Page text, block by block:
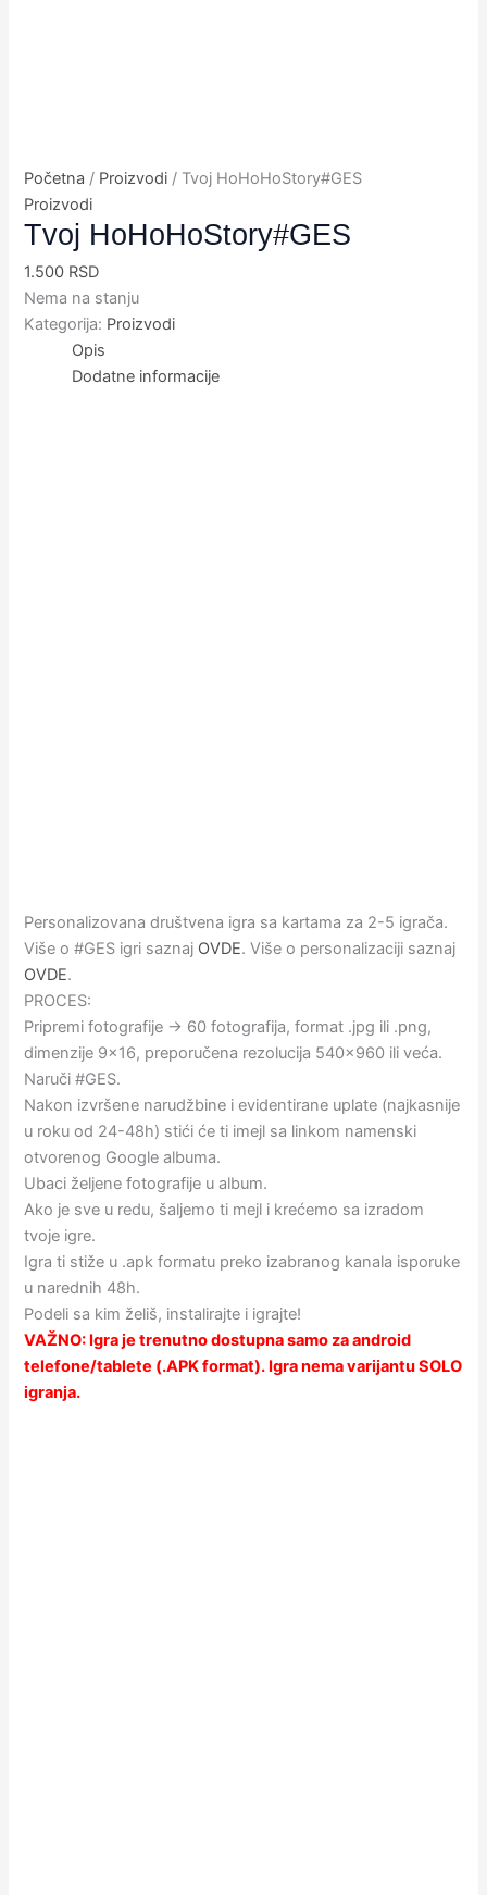
Početna / Proizvodi / Tvoj HoHoHoStory#GES
Proizvodi
Tvoj HoHoHoStory#GES
1.500 RSD
Nema na stanju
Kategorija: Proizvodi
Opis
Dodatne informacije
Personalizovana društvena igra sa kartama za 2-5 igrača.
Više o #GES igri saznaj OVDE. Više o personalizaciji saznaj
OVDE.
PROCES:
Pripremi fotografije → 60 fotografija, format .jpg ili .png,
dimenzije 9×16, preporučena rezolucija 540×960 ili veća.
Naruči #GES.
Nakon izvršene narudžbine i evidentirane uplate (najkasnije
u roku od 24-48h) stići će ti imejl sa linkom namenski
otvorenog Google albuma.
Ubaci željene fotografije u album.
Ako je sve u redu, šaljemo ti mejl i krećemo sa izradom
tvoje igre.
Igra ti stiže u .apk formatu preko izabranog kanala isporuke
u narednih 48h.
Podeli sa kim želiš, instalirajte i igrajte!
VAŽNO: Igra je trenutno dostupna samo za android
telefone/tablete (.APK format). Igra nema varijantu SOLO
igranja.